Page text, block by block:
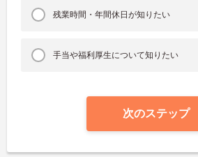
残業時間・年間休日が知りたい
手当や福利厚生について知りたい
次のステップ